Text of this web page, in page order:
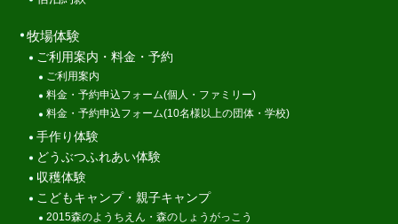
牧場体験
ご利用案内・料金・予約
ご利用案内
料金・予約申込フォーム(個人・ファミリー)
料金・予約申込フォーム(10名様以上の団体・学校)
手作り体験
どうぶつふれあい体験
収穫体験
こどもキャンプ・親子キャンプ
2015森のようちえん・森のしょうがっこう